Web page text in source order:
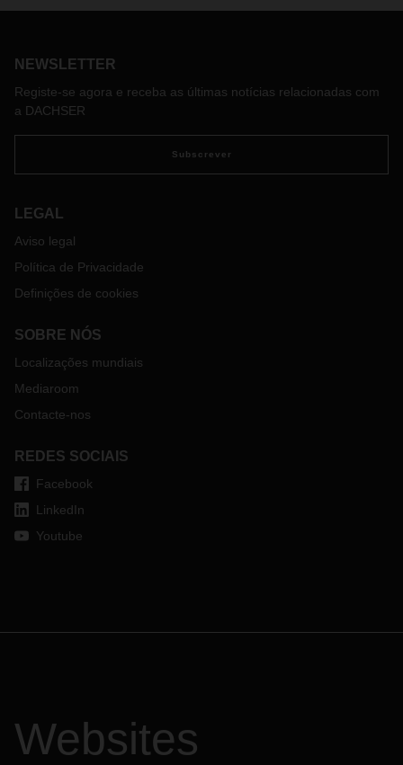
O porto de Ningbo Beilun, na China, foi temporariamente
NEWSLETTER
Registe-se agora e receba as últimas notícias relacionadas com
a DACHSER
Subscrever
LEGAL
Aviso legal
Política de Privacidade
Definições de cookies
SOBRE NÓS
Localizações mundiais
Mediaroom
Contacte-nos
REDES SOCIAIS
Facebook
LinkedIn
Youtube
Websites